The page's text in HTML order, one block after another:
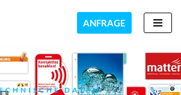
ANFRAGE
DATEN